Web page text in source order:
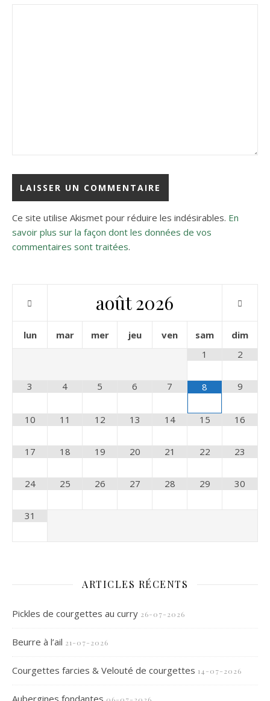
Ce site utilise Akismet pour réduire les indésirables. En
savoir plus sur la façon dont les données de vos
commentaires sont traitées.
août 2026
lun mar mer jeu ven sam
dim
1
2
3 4 5 6 7 8 9
10 11 12 13 14 15 16
17 18 19 20 21 22 23
24 25 26 27 28 29 30
31
ARTICLES RÉCENTS
Pickles de courgettes au curry 26-07-2026
Beurre à l’ail 21-07-2026
Courgettes farcies & Velouté de courgettes 14-07-2026
Aubergines fondantes